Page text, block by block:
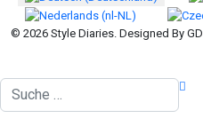
© 2026 Style Diaries. Designed By GD
Suchen